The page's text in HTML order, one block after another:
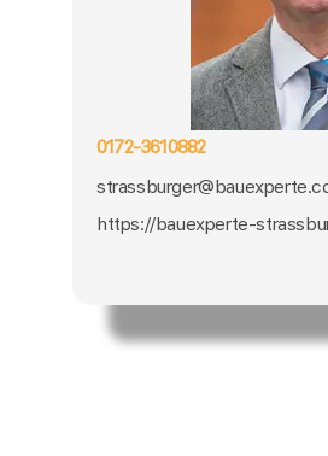
0172-3610882
https://bauexperte-